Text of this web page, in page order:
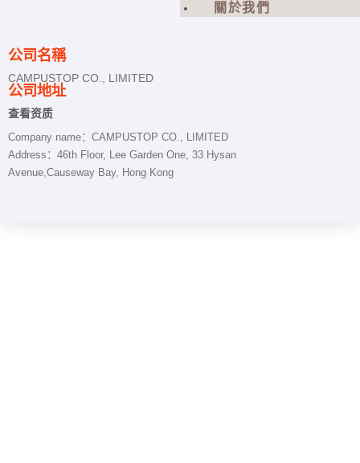
關於我們
公司名稱
CAMPUSTOP CO., LIMITED
公司地址
查看资质
Company name：CAMPUSTOP CO., LIMITED
Address：46th Floor, Lee Garden One, 33 Hysan
Avenue, Causeway Bay, Hong Kong